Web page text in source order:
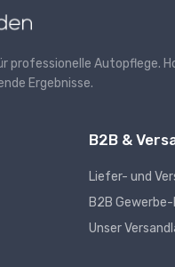
professionelle Autopflege.
Ergebnisse.
B2B &
Liefer- und
B2B Gewerbe-
Unser